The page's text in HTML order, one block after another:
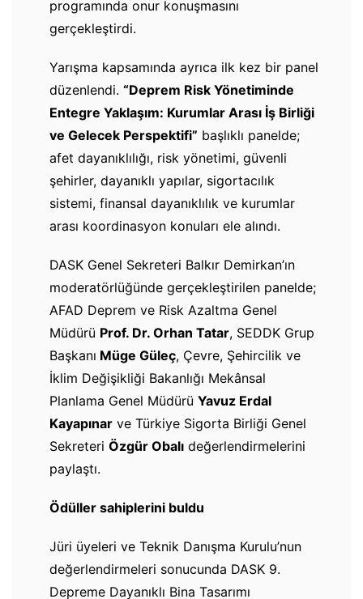
programında onur konuşmasını
gerçekleştirdi.
Yarışma kapsamında ayrıca ilk kez bir panel
düzenlendi. “Deprem Risk Yönetiminde
Entegre Yaklaşım: Kurumlar Arası İş Birliği
ve Gelecek Perspektifi” başlıklı panelde;
afet dayanıklılığı, risk yönetimi, güvenli
şehirler, dayanıklı yapılar, sigortacılık
sistemi, finansal dayanıklılık ve kurumlar
arası koordinasyon konuları ele alındı.
DASK Genel Sekreteri Balkır Demirkan’ın
moderatörlüğünde gerçekleştirilen panelde;
AFAD Deprem ve Risk Azaltma Genel
Müdürü Prof. Dr. Orhan Tatar, SEDDK Grup
Başkanı Müge Güleç, Çevre, Şehircilik ve
İklim Değişikliği Bakanlığı Mekânsal
Planlama Genel Müdürü Yavuz Erdal
Kayapınar ve Türkiye Sigorta Birliği Genel
Sekreteri Özgür Obalı değerlendirmelerini
paylaştı.
Ödüller sahiplerini buldu
Jüri üyeleri ve Teknik Danışma Kurulu’nun
değerlendirmeleri sonucunda DASK 9.
Depreme Dayanıklı Bina Tasarımı